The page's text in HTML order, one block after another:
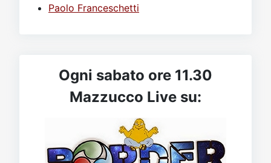
Paolo Franceschetti
Ogni sabato ore 11.30
Mazzucco Live su: